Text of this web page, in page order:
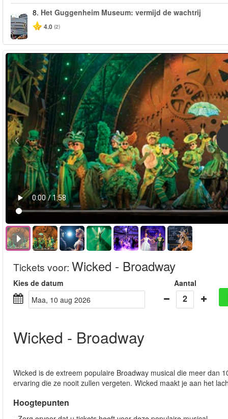
8. Het Guggenheim Museum: vermijd de wachtrij
4.0 (2)
Tickets voor: Wicked - Broadway
Kies de datum
maa, 10 aug 2026
Aantal
2
Wicked - Broadway
Wicked is de extreem populaire Broadway musical die meer dan
ervaring die ze nooit zullen vergeten. Wicked maakt je aan het
Hoogtepunten